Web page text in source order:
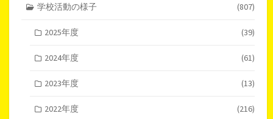
学校活動の様子 (807)
2025年度 (39)
2024年度 (61)
2023年度 (13)
2022年度 (216)